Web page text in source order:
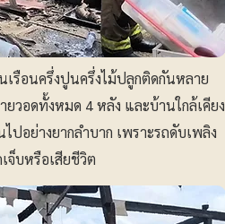
รือนครึ่งปูนครึ่งไม้ปลูกติดกันหลาย
วอดทั้งหมด 4 หลัง และบ้านใกล้เคียง
ปอย่างยากลำบาก เพราะรถดับเพลิง
จ็บหรือเสียชีวิต